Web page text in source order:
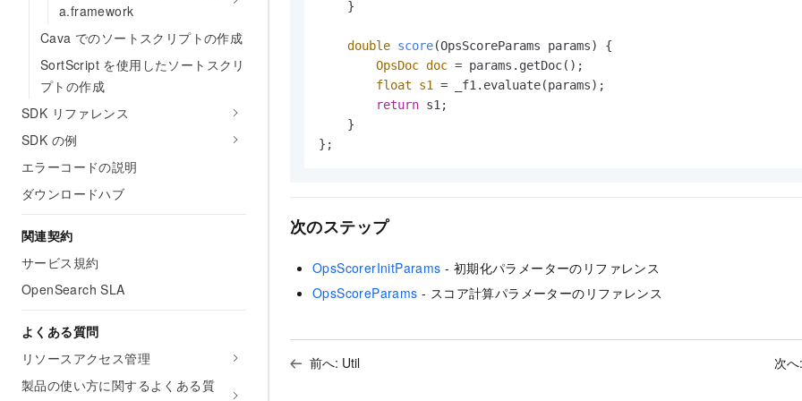
a.framework
Cava でのソートスクリプトの作成
SortScript を使用したソートスクリ
プトの作成
SDK リファレンス
SDK の例
エラーコードの説明
ダウンロードハブ
関連契約
サービス規約
OpenSearch SLA
よくある質問
リソースアクセス管理
製品の使い方に関するよくある質
    }
double score(OpsScoreParams params)
{
OpsDoc doc = params.getDoc();
float
s1 = _f1.evaluate(params);
return s1;
    }
};
次のステップ
OpsScorerInitParams - 初期化パラメーターのリファレンス
OpsScoreParams - スコア計算パラメーターのリファレンス
前へ: Util 次へ: